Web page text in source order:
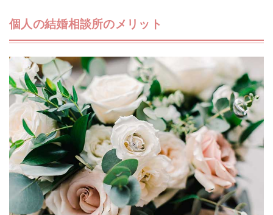
個人の結婚相談所のメリット